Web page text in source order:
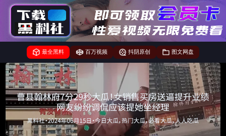
最全黑料 百万视频 抖阴原创 图文网盘